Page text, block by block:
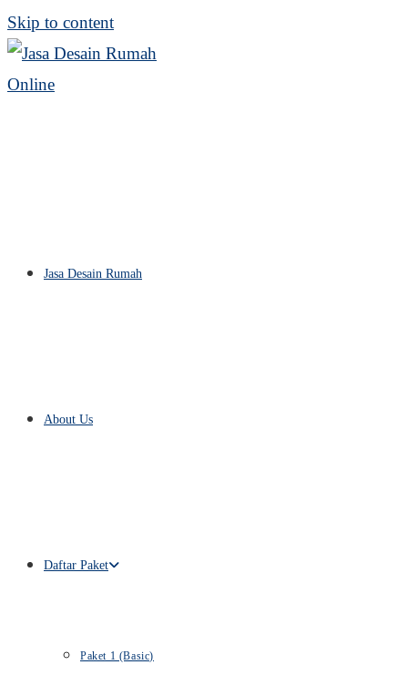
Skip to content
Jasa Desain Rumah
About Us
Daftar Paket
Paket 1 (Basic)